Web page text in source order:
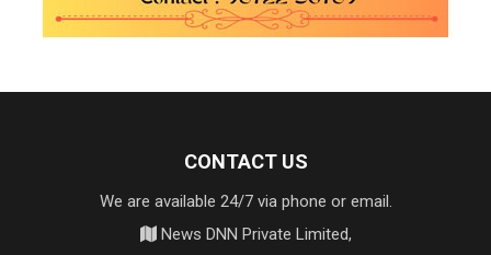
CONTACT US
We are available 24/7 via phone or email.
News DNN Private Limited,